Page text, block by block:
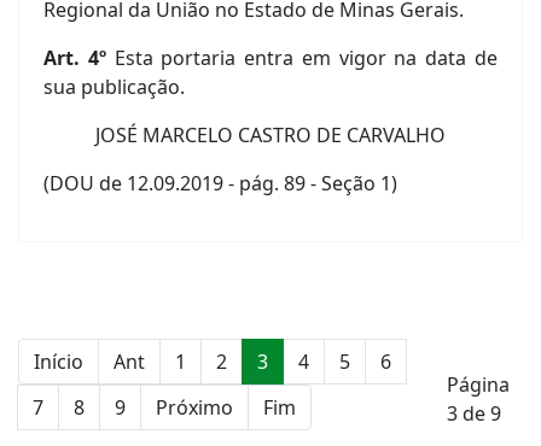
Regional da União no Estado de Minas Gerais.
Art. 4ºEsta portaria entra em vigor na data de
sua publicação.
JOSÉ MARCELO CASTRO DE CARVALHO
(DOU de 12.09.2019 - pág. 89 - Seção 1)
Início Ant 1 2 3 4 5
6
7
8 9 Próximo Fim
Página
3 de 9